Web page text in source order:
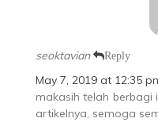
seoktavian Reply
May 7, 2019 at 12:35
makasih telah berbagi
artikelnya, semoga